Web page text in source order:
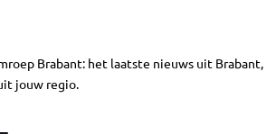
Brabant: het laatste nieuws uit Brabant,
jouw regio.